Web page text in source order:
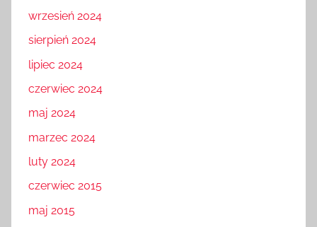
wrzesień 2024
sierpień 2024
lipiec 2024
czerwiec 2024
maj 2024
marzec 2024
luty 2024
czerwiec 2015
maj 2015